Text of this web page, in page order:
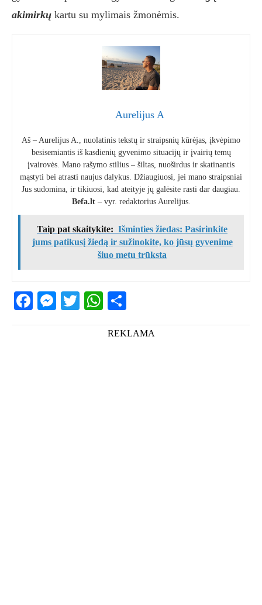
akimirkų kartu su mylimais žmonėmis.
Aurelijus A
Aš – Aurelijus A., nuolatinis tekstų ir straipsnių kūrėjas, įkvėpimo
besisemiantis iš kasdienių gyvenimo situacijų ir įvairių temų
įvairovės. Mano rašymo stilius – šiltas, nuoširdus ir skatinantis
mąstyti bei atrasti naujus dalykus. Džiaugiuosi, jei mano straipsniai
Jus sudomina, ir tikiuosi, kad ateityje jų galėsite rasti dar daugiau.
Befa.lt– vyr. redaktorius Aurelijus.
Taip pat skaitykite: Išminties žiedas: Pasirinkite
jums patikusį žiedą ir sužinokite, ko jūsų gyvenime
šiuo metu trūksta
Facebook
Messenger
TwitterWhatsApp
REKLAMA